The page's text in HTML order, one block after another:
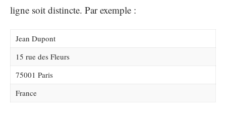
ligne soit distincte. Par exemple :
Jean Dupont
15 rue des Fleurs
75001 Paris
France